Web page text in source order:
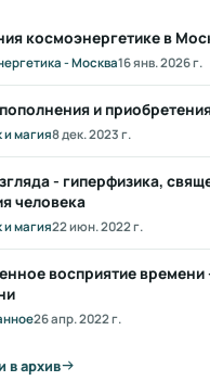
космоэнергетике в
- Москва16 янв. 2026 г.
и
и магия8 дек. 2023 г.
- гиперфизика,
человека
и магия22 июн. 2022 г.
восприятие времени
26 апр. 2022 г.
в архив